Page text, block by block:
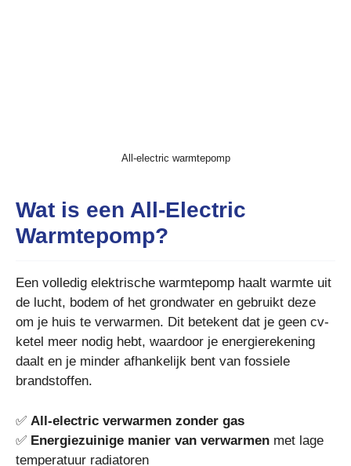
All-electric warmtepomp
Wat is een All-Electric
Warmtepomp?
Een volledig elektrische warmtepomp haalt warmte uit
de lucht, bodem of het grondwater en gebruikt deze
om je huis te verwarmen. Dit betekent dat je geen cv-
ketel meer nodig hebt, waardoor je energierekening
daalt en je minder afhankelijk bent van fossiele
brandstoffen.
✅ All-electric verwarmen zonder gas
✅ Energiezuinige manier van verwarmen met lage
temperatuur radiatoren